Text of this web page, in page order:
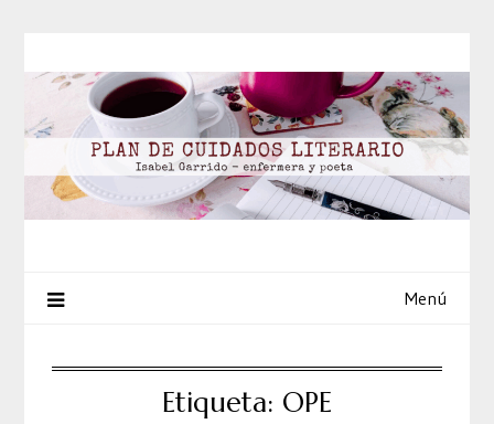
contenido
Menú
Etiqueta: OPE